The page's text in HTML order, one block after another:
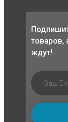
товаров,
ждут!